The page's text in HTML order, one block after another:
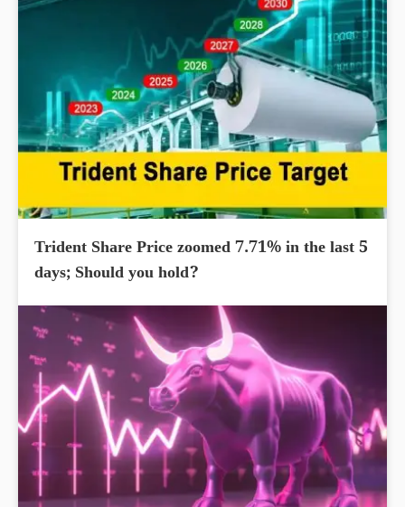
Trident Share Price zoomed 7.71% in the last 5
days; Should you hold?